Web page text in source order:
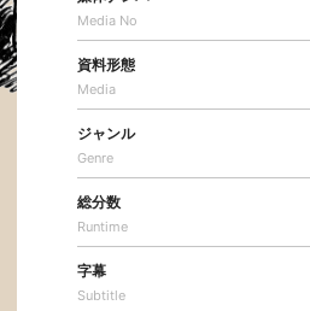
Media No
資料形態
Media
ジャンル
Genre
総分数
Runtime
字幕
Subtitle